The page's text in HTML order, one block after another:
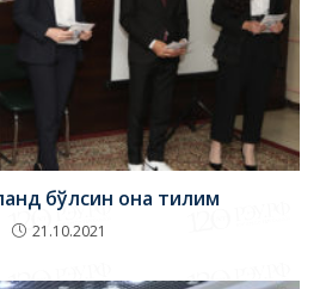
бўлсин она тилим
21.10.2021